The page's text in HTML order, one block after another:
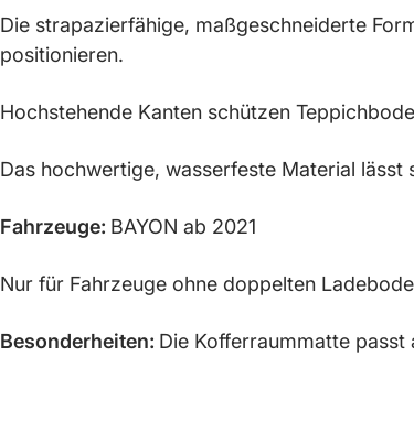
Die strapazierfähige, maßgeschneiderte
positionieren.
Hochstehende Kanten schützen
Das hochwertige, wasserfeste Material lässt
Fahrzeuge: BAYON ab 2021
Nur für Fahrzeuge ohne doppelten
Besonderheiten: Die Kofferraummatte